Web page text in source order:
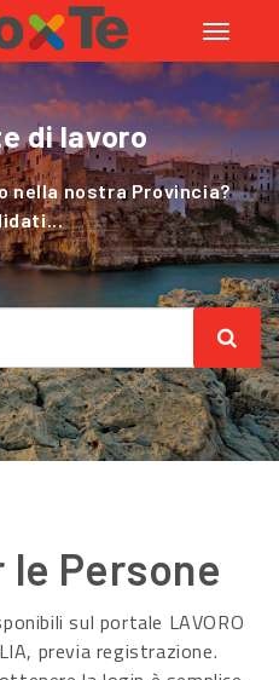
Toggle
di lavoro
nella nostra Provincia?
Settore Agricolo
nella nostra Provincia?
Persone
sul portale LAVORO
previa registrazione.